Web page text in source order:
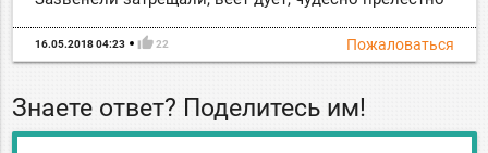
Пожаловаться
16.05.2018 04:23 thumb_up 22
Знаете ответ? Поделитесь им!